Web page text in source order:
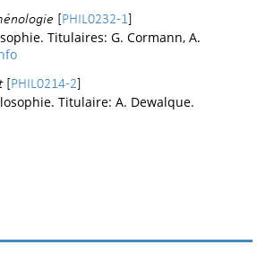
PHIL0232-1
Titulaires: G. Cormann, A.
[ PHIL0214-2
Titulaire: A. Dewalque.